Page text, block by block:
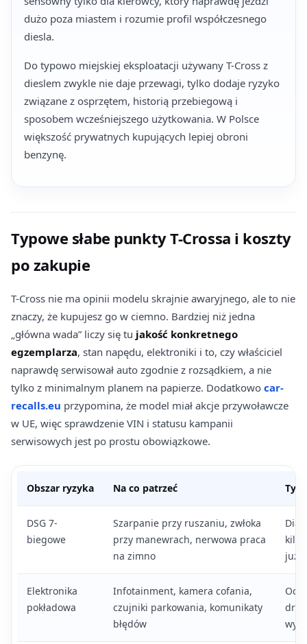
dużo poza miastem i rozumie profil współczesnego
diesla.
Do typowo miejskiej eksploatacji używany T-Cross z
dieslem zwykle nie daje przewagi, tylko dodaje ryzyko
związane z osprzętem, historią przebiegową i
sposobem wcześniejszego użytkowania. W Polsce
większość prywatnych kupujących lepiej obroni
benzynę.
Typowe słabe punkty T-Crossa i koszty
po zakupie
T-Cross nie ma opinii modelu skrajnie awaryjnego, ale to nie
znaczy, że kupujesz go w ciemno. Bardziej niż jedna
„główna wada” liczy się tu jakość konkretnego
egzemplarza, stan napędu, elektroniki i to, czy właściciel
naprawdę serwisował auto zgodnie z rozsądkiem, a nie
tylko z minimalnym planem na papierze. Dodatkowo car-
recalls.eu przypomina, że model miał akcje przywoławcze
w UE, więc sprawdzenie VIN i statusu kampanii
serwisowych jest po prostu obowiązkowe.
Obszar ryzyka Na co patrzeć
DSG 7-
biegowe
Szarpanie przy ruszaniu, zwłoka
przy manewrach, nerwowa praca
na zimno
już
Elektronika
pokładowa
Infotainment, kamera cofania,
czujniki parkowania, komunikaty
błędów
Od